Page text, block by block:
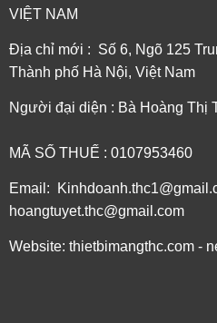
VIỆT NAM
Địa chỉ mới : Số 6, Ngõ 125
Thành phố Hà Nội, Việt Nam
Người đại diện : Bà Hoàng Thị
MÃ SỐ THUẾ : 0107953460
Email:
hoangtuyet.thc@gmail.com
Website: thietbimangthc.com -